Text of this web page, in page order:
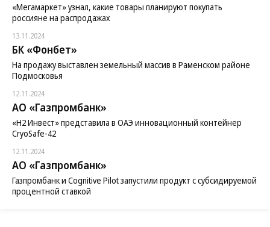
«Мегамаркет» узнал, какие товары планируют покупать
россияне на распродажах
13.11.2024
БК «Фонбет»
На продажу выставлен земельный массив в Раменском районе
Подмосковья
12.11.2024
АО «Газпромбанк»
«H2 Инвест» представила в ОАЭ инновационный контейнер
CryoSafe-42
12.11.2024
АО «Газпромбанк»
Газпромбанк и Cognitive Pilot запустили продукт с субсидируемой
процентной ставкой